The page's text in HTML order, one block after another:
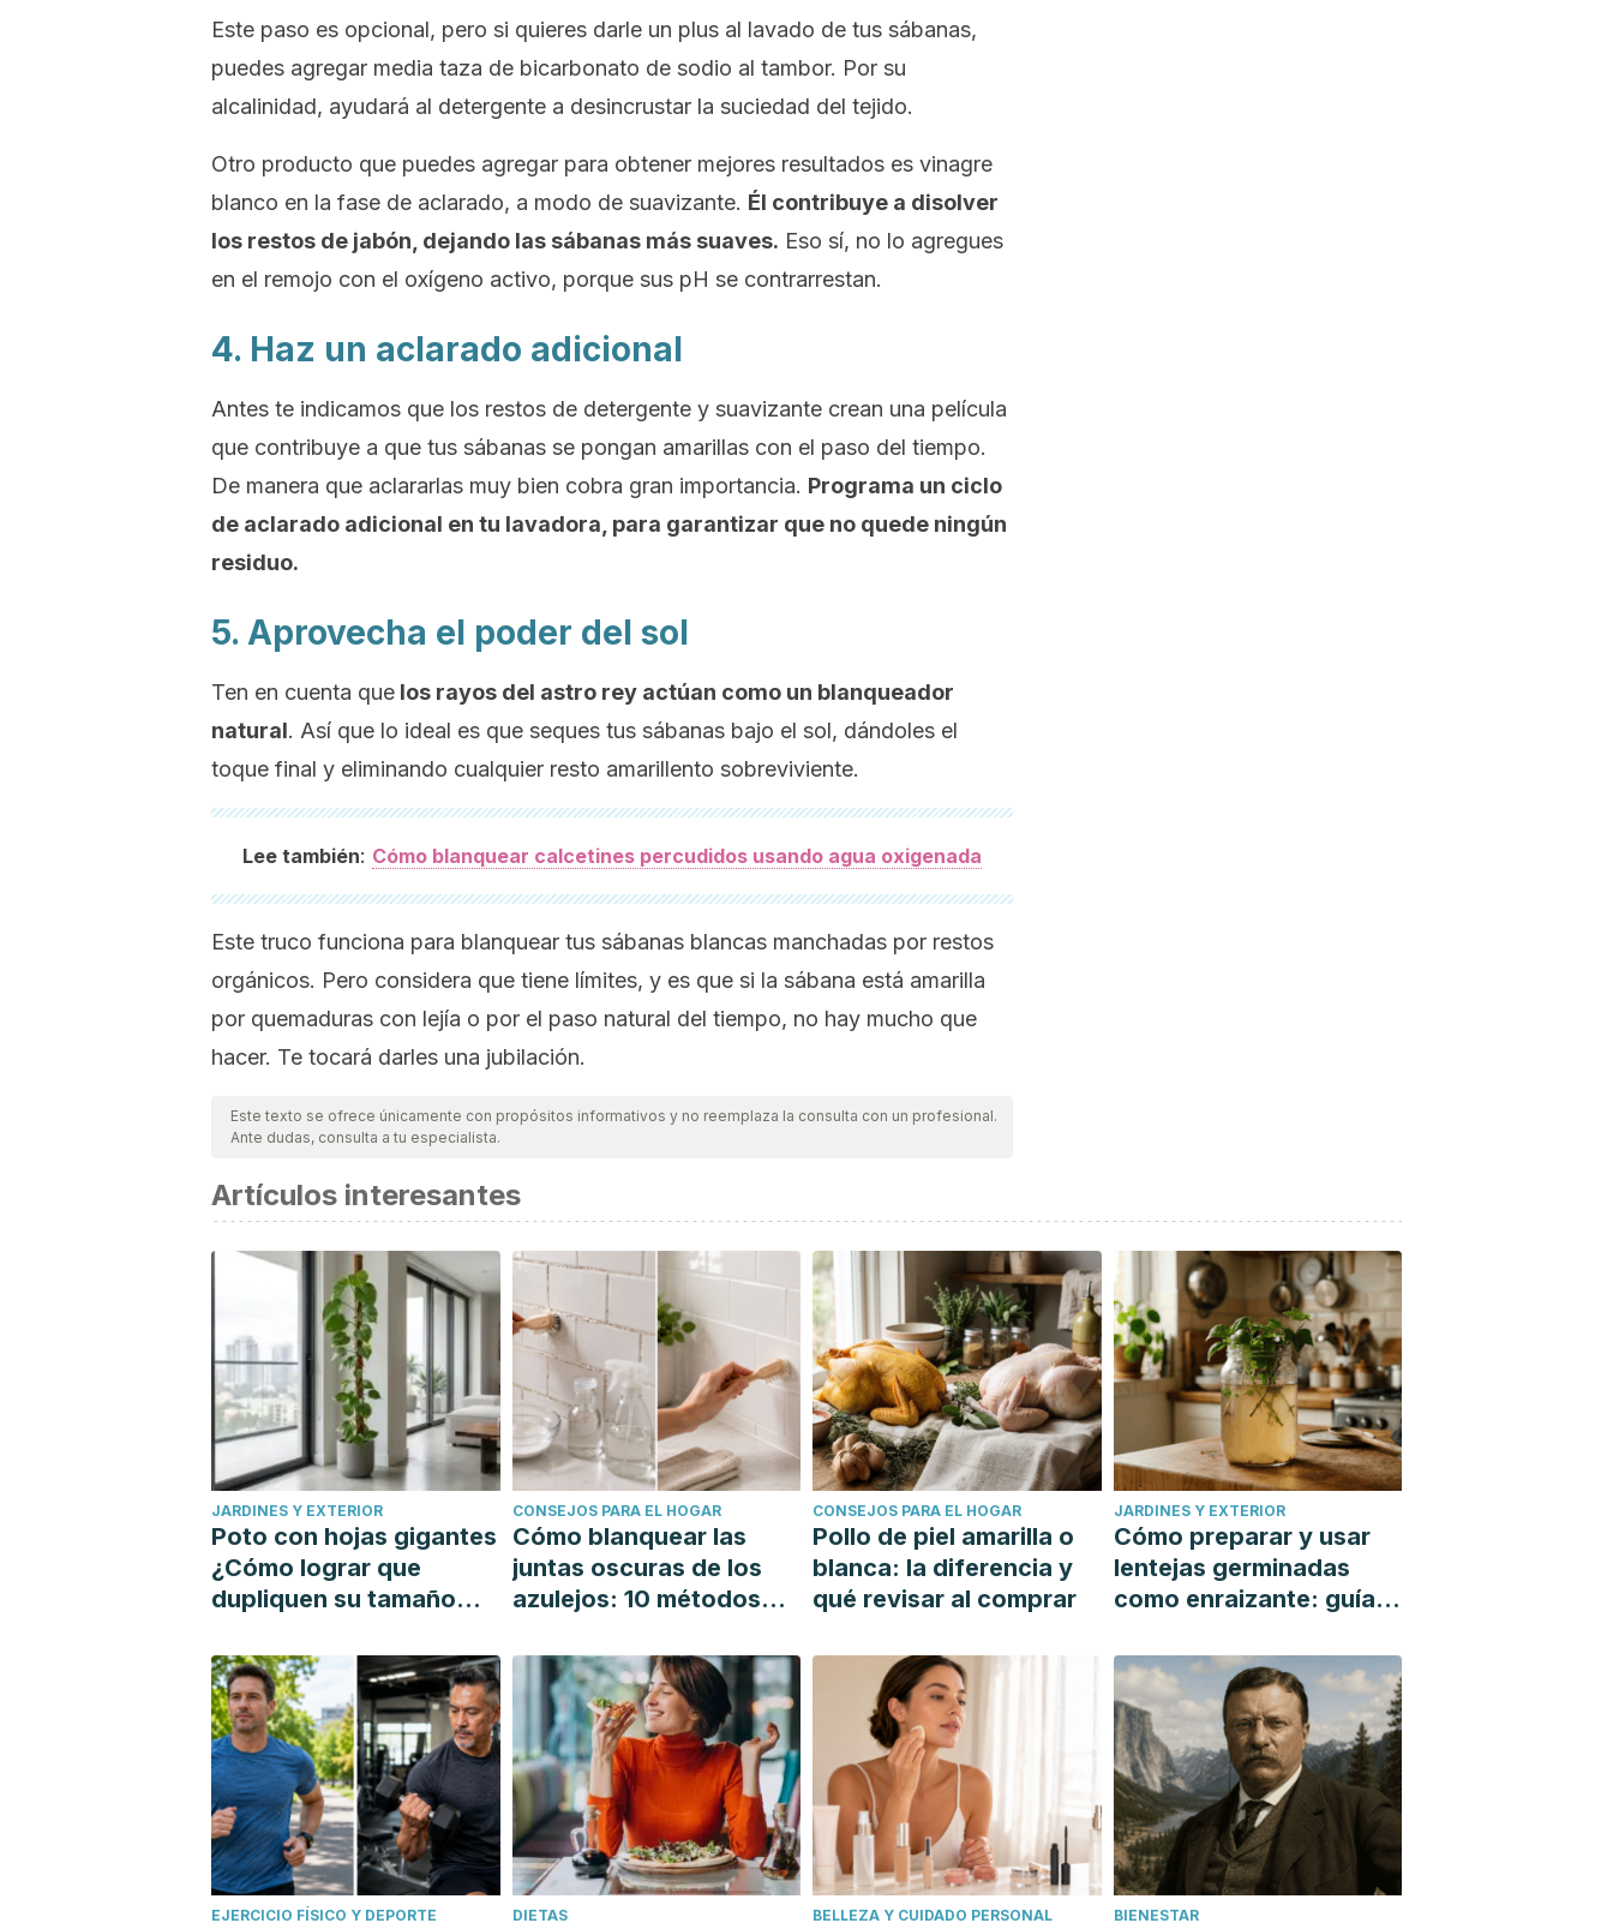
Este paso es opcional, pero si quieres darle un plus al lavado de tus sábanas,
puedes agregar media taza de bicarbonato de sodio al tambor. Por su
alcalinidad, ayudará al detergente a desincrustar la suciedad del tejido.
Otro producto que puedes agregar para obtener mejores resultados es vinagre
blanco en la fase de aclarado, a modo de suavizante. Él contribuye a disolver
los restos de jabón, dejando las sábanas más suaves. Eso sí, no lo agregues
en el remojo con el oxígeno activo, porque sus pH se contrarrestan.
4. Haz un aclarado adicional
Antes te indicamos que los restos de detergente y suavizante crean una película
que contribuye a que tus sábanas se pongan amarillas con el paso del tiempo.
De manera que aclararlas muy bien cobra gran importancia. Programa un ciclo
de aclarado adicional en tu lavadora, para garantizar que no quede ningún
residuo.
5. Aprovecha el poder del sol
Ten en cuenta que los rayos del astro rey actúan como un blanqueador
natural. Así que lo ideal es que seques tus sábanas bajo el sol, dándoles el
toque final y eliminando cualquier resto amarillento sobreviviente.
Lee también: Cómo blanquear calcetines percudidos usando agua oxigenada
Este truco funciona para blanquear tus sábanas blancas manchadas por restos
orgánicos. Pero considera que tiene límites, y es que si la sábana está amarilla
por quemaduras con lejía o por el paso natural del tiempo, no hay mucho que
hacer. Te tocará darles una jubilación.
Este texto se ofrece únicamente con propósitos informativos y no reemplaza la consulta con un profesional.
Ante dudas, consulta a tu especialista.
Artículos interesantes
JARDINES Y EXTERIOR
Poto con hojas gigantes
¿Cómo lograr que
dupliquen su tamaño
CONSEJOS PARA EL HOGAR
Cómo blanquear las
juntas oscuras de los
azulejos: 10 métodos
CONSEJOS PARA EL HOGAR
Pollo de piel amarilla o
blanca: la diferencia y
qué revisar al comprar
JARDINES Y EXTERIOR
Cómo preparar y usar
lentejas germinadas
como enraizante: guía
EJERCICIO FÍSICO Y DEPORTE DIETAS BELLEZA Y CUIDADO PERSONAL BIENESTAR